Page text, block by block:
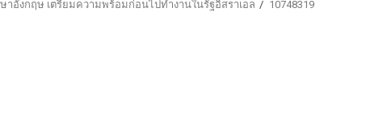
าอังกฤษ เตรียมความพร้อมก่อนไปทำงานในรัฐอิสราเอล 10748319